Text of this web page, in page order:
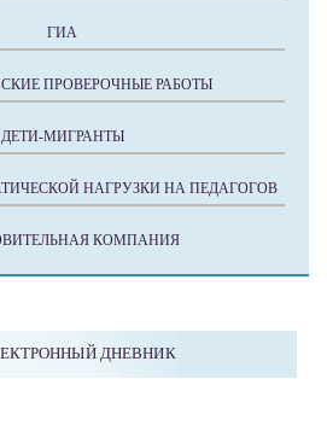
ГИА
ПРОВЕРОЧНЫЕ РАБОТЫ
ДЕТИ-МИГРАНТЫ
НАГРУЗКИ НА ПЕДАГОГОВ
КОМПАНИЯ
ДНЕВНИК